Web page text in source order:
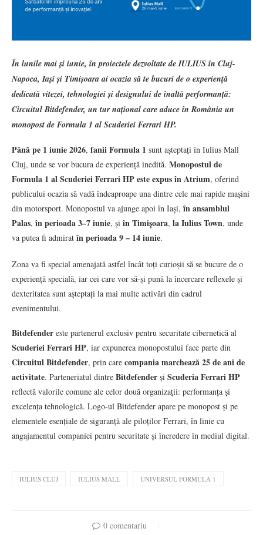
În lunile mai și iunie, în proiectele dezvoltate de IULIUS în Cluj-
Napoca, Iași și Timișoara ai ocazia să te bucuri de o experiență
dedicată vitezei, tehnologiei și designului de înaltă performanță:
Circuitul Bitdefender, un tur național care aduce în România un
monopost de Formula 1 al Scuderiei Ferrari HP.
Până pe 1 iunie 2026, fanii Formula 1 sunt așteptați în Iulius Mall
Cluj, unde se vor bucura de experiență inedită. Monopostul de
Formula 1 al Scuderiei Ferrari HP este expus în Atrium, oferind
publicului ocazia să vadă îndeaproape una dintre cele mai rapide mașini
din motorsport. Monopostul va ajunge apoi în Iași, în ansamblul
Palas, în perioada 3–7 iunie, și în Timișoara, la Iulius Town, unde
va putea fi admirat în perioada 9 – 14 iunie.
Zona va fi special amenajată astfel încât toți curioșii să se bucure de o
experiență specială, iar cei care vor să-și pună la încercare reflexele și
dexteritatea sunt așteptați la mai multe activări din cadrul
evenimentului.
Bitdefender este partenerul exclusiv pentru securitate cibernetică al
Scuderiei Ferrari HP, iar expunerea monopostului face parte din
Circuitul Bitdefender, prin care compania marchează 25 de ani de
activitate. Parteneriatul dintre Bitdefender și Scuderia Ferrari HP
reflectă valorile comune ale celor două organizații: performanța și
excelența tehnologică. Logo-ul Bitdefender apare pe monopost și pe
elementele esențiale de siguranță ale piloților Ferrari, în linie cu
angajamentul companiei pentru securitate și încredere în mediul digital.
IULIUS CLUJ IULIUS MALL UNIVERSUL FORMULA 1
0 comentariu